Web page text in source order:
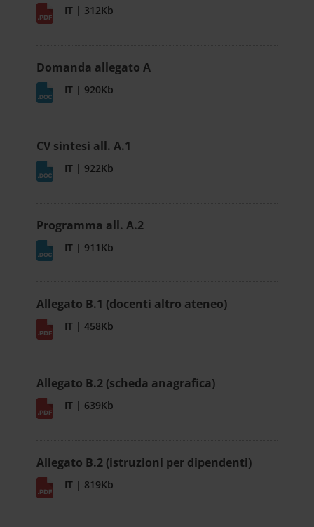
IT | 312Kb
Domanda allegato A
IT | 920Kb
CV sintesi all. A.1
IT | 922Kb
Programma all. A.2
IT | 911Kb
Allegato B.1 (docenti altro ateneo)
IT | 458Kb
Allegato B.2 (scheda anagrafica)
IT | 639Kb
Allegato B.2 (istruzioni per dipendenti)
IT | 819Kb